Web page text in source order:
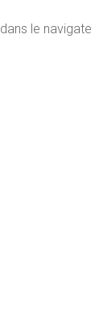
le